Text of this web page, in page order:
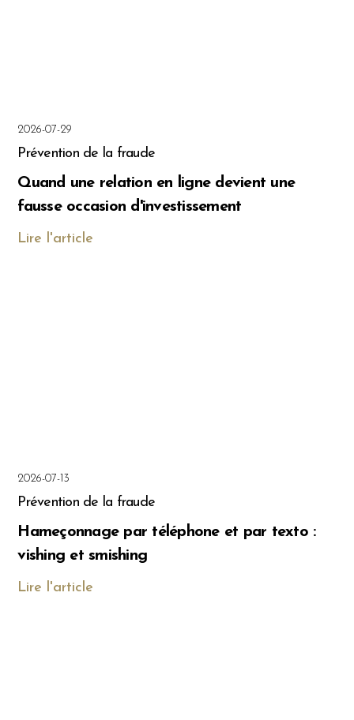
2026-07-29
Prévention de la fraude
Quand une relation en ligne devient une
fausse occasion d'investissement
Lire l'article
2026-07-13
Prévention de la fraude
Hameçonnage par téléphone et par texto :
vishing et smishing
Lire l'article